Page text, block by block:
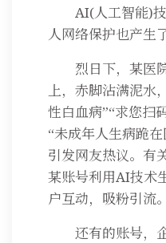
AI(人工智能)技
人网络保护也产生
烈日下，某医院
上，赤脚沾满泥水
性白血病”“求您扫
“未成年人生病跪
引发网友热议。有
某账号利用AI技术
户互动，吸粉引流。
还有的账号，企